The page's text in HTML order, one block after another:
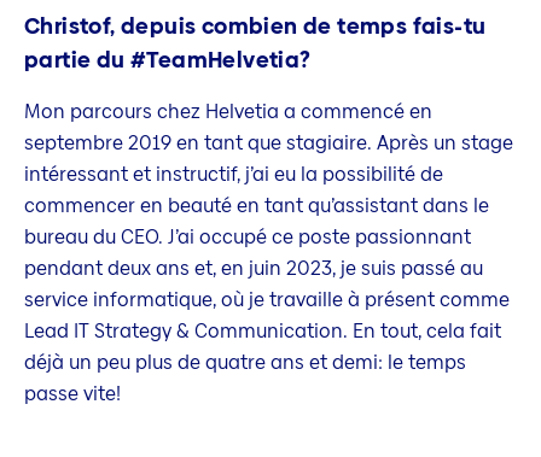
Christof, depuis combien de temps fais-tu
partie du #TeamHelvetia?
Mon parcours chez Helvetia a commencé en
septembre 2019 en tant que stagiaire. Après un stage
intéressant et instructif, j’ai eu la possibilité de
commencer en beauté en tant qu’assistant dans le
bureau du CEO. J’ai occupé ce poste passionnant
pendant deux ans et, en juin 2023, je suis passé au
service informatique, où je travaille à présent comme
Lead IT Strategy & Communication. En tout, cela fait
déjà un peu plus de quatre ans et demi: le temps
passe vite!